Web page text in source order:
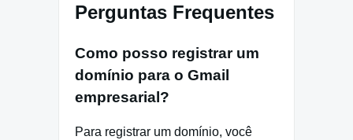
Perguntas Frequentes
Como posso registrar um
domínio para o Gmail
empresarial?
Para registrar um domínio, você